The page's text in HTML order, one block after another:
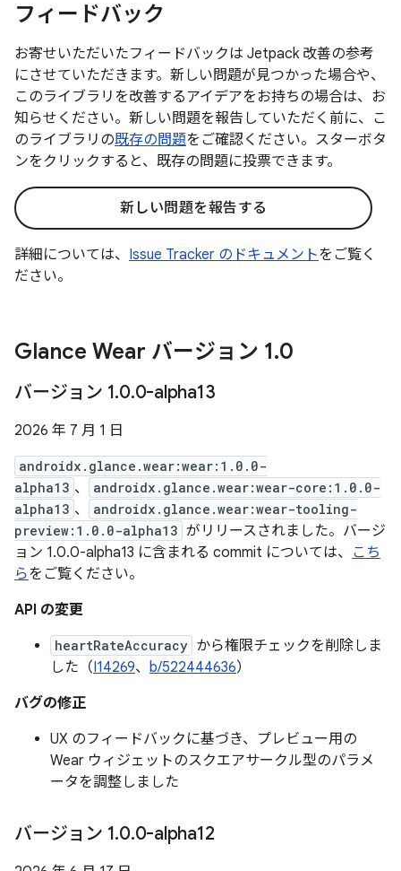
フィードバック
お寄せいただいたフィードバックは Jetpack 改善の参考
にさせていただきます。新しい問題が見つかった場合や、
このライブラリを改善するアイデアをお持ちの場合は、お
知らせください。新しい問題を報告していただく前に、こ
のライブラリの既存の問題をご確認ください。スターボタ
ンをクリックすると、既存の問題に投票できます。
新しい問題を報告する
詳細については、 Issue Tracker のドキュメントをご覧く
ださい。
Glance Wear バージョン 1.0
バージョン 1.0.0-alpha13
2026 年 7 月 1 日
androidx.glance.wear:wear:1.0.0-
alpha13 、
androidx.glance.wear:wear-core:1.0.0-
alpha13 、
androidx.glance.wear:wear-tooling-
preview:1.0.0-alpha13 がリリースされました。バージ
ョン 1.0.0-alpha13 に含まれる commit については、 こち
らをご覧ください。
API の変更
heartRateAccuracy から権限チェックを削除しま
した（I14269、 b/522444636）
バグの修正
UX のフィードバックに基づき、プレビュー用の
Wear ウィジェットのスクエアサークル型のパラメ
ータを調整しました
バージョン 1.0.0-alpha12